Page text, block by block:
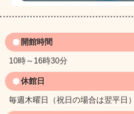
開館時間
10時～16時30分
休館日
毎週木曜日（祝日の場合は翌平日